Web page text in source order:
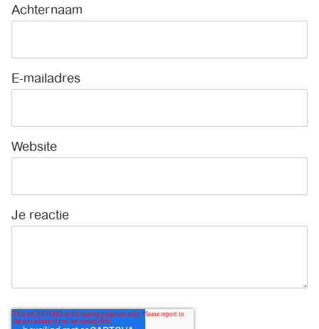
Achternaam
E-mailadres
Website
Je reactie